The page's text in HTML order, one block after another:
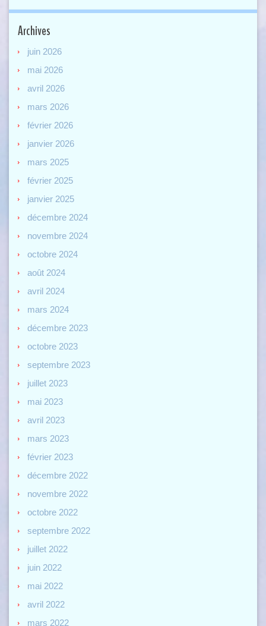
Archives
juin 2026
mai 2026
avril 2026
mars 2026
février 2026
janvier 2026
mars 2025
février 2025
janvier 2025
décembre 2024
novembre 2024
octobre 2024
août 2024
avril 2024
mars 2024
décembre 2023
octobre 2023
septembre 2023
juillet 2023
mai 2023
avril 2023
mars 2023
février 2023
décembre 2022
novembre 2022
octobre 2022
septembre 2022
juillet 2022
juin 2022
mai 2022
avril 2022
mars 2022